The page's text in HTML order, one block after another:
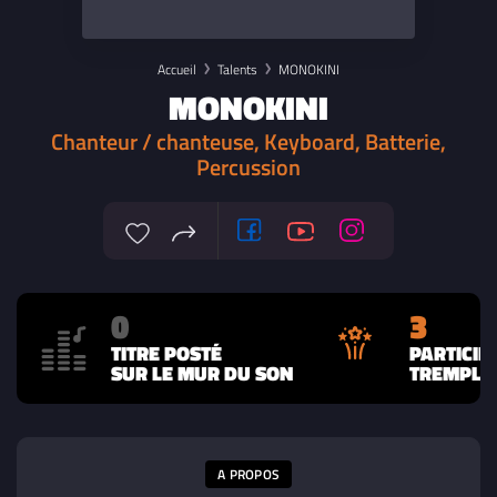
Accueil Talents MONOKINI
MONOKINI
Chanteur / chanteuse, Keyboard, Batterie,
Percussion
0
TITRE POSTÉ
SUR LE MUR DU SON
3
A PROPOS